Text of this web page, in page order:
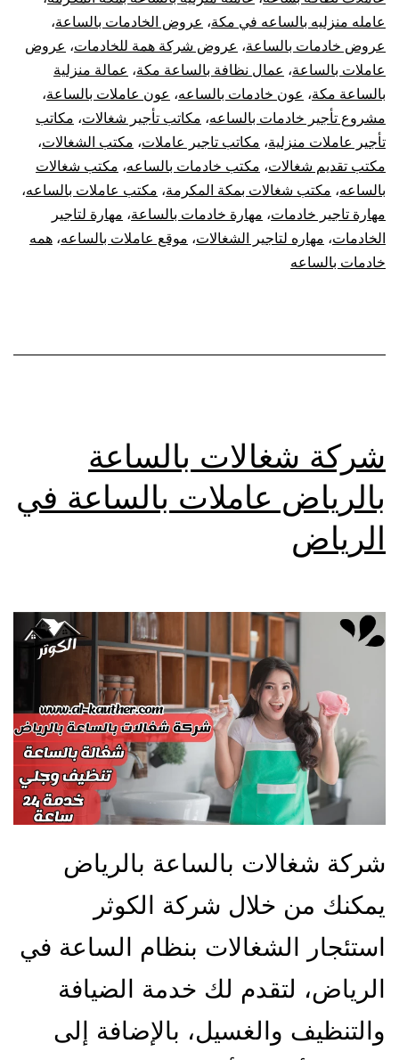
عامله منزليه بالساعه في مكة، عروض الخادمات بالساعة،
عروض خادمات بالساعة، عروض شركة همة للخادمات، عروض
عاملات بالساعة، عمال نظافة بالساعة مكة، عمالة منزلية
بالساعة مكة، عون خادمات بالساعه، عون عاملات بالساعة،
مشروع تأجير خادمات بالساعه، مكاتب تأجير شغالات، مكاتب
تأجير عاملات منزلية، مكاتب تاجير عاملات، مكتب الشغالات،
مكتب تقديم شغالات، مكتب خادمات بالساعه، مكتب شغالات
بالساعه، مكتب شغالات بمكة المكرمة، مكتب عاملات بالساعه،
مهارة تاجير خادمات، مهارة خادمات بالساعة، مهارة لتاجير
الخادمات، مهاره لتاجير الشغالات، موقع عاملات بالساعه، همه
خادمات بالساعه
شركة شغالات بالساعة
بالرياض عاملات بالساعة في
الرياض
شركة شغالات بالساعة بالرياض
يمكنك من خلال شركة الكوثر
استئجار الشغالات بنظام الساعة في
الرياض، لتقدم لك خدمة الضيافة
والتنظيف والغسيل، بالإضافة إلى